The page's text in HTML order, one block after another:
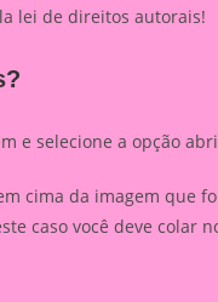
lei de direitos autorais!
e selecione a opção
cima da imagem que
caso você deve colar